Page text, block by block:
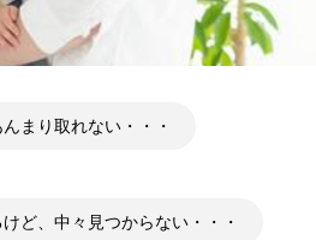
まり取れない・・・
ど、中々見つからない・・・